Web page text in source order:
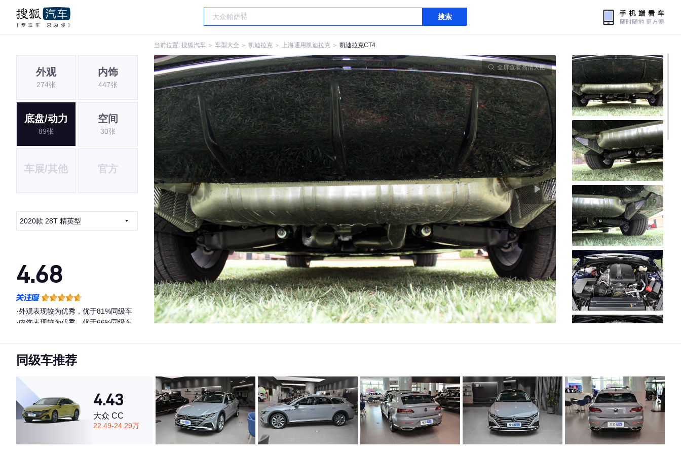
搜索
当前位置: 搜狐汽车 ＞ 车型大全 ＞ 凯迪拉克 ＞ 上海通用凯迪拉克 ＞ 凯迪拉克CT4
外观
274张
内饰
447张
底盘/动力
89张
空间
30张
车展/其他 官方
2020款 28T 精英型
4.68
·外观表现较为优秀，优于81%同级车
·内饰表现较为优秀，优于66%同级车
全屏查看高清大图
同级车推荐
4.43
大众 CC
22.49-24.29万